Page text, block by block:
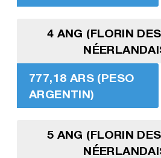
4 ANG (FLORIN
777,18 ARS (PESO
ARGENTIN)
5 ANG (FLORIN